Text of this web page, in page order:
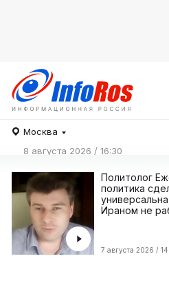
Москва
8 августа 2026 / 16:30
Политолог
политика
Ираном не
7 августа 2026 /